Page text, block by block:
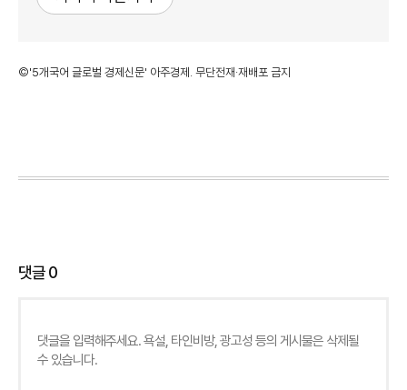
©'5개국어 글로벌 경제신문' 아주경제. 무단전재·재배포 금지
댓글0